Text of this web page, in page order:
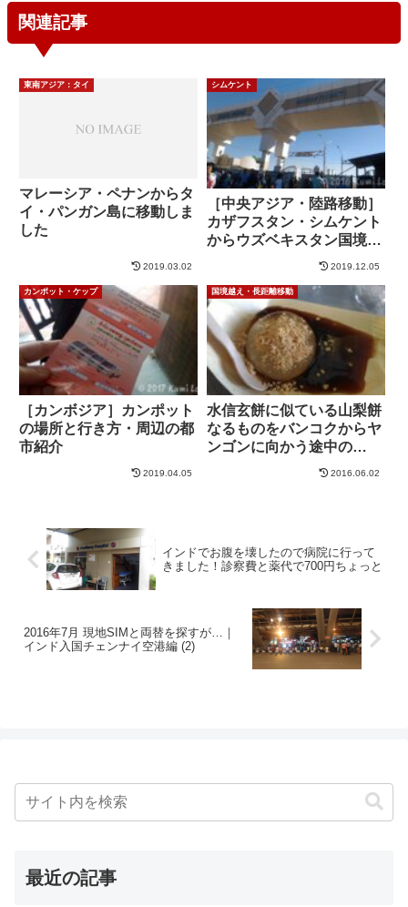
関連記事
東南アジア：タイ
マレーシア・ペナンからタ
イ・パンガン島に移動しま
した
2019.03.02
シムケント
［中央アジア・陸路移動］
カザフスタン・シムケント
からウズベキスタン国境へ
の行き方｜キルギスタンか
2019.12.05
カンポット・ケップ
［カンボジア］カンポット
の場所と行き方・周辺の都
市紹介
2019.04.05
国境越え・長距離移動
水信玄餅に似ている山梨餅
なるものをバンコクからヤ
ンゴンに向かう途中の
AirAsia便で食べた
2016.06.02
インドでお腹を壊したので病院に行って
きました！診察費と薬代で700円ちょっと
2016年7月 現地SIMと両替を探すが…｜
インド入国チェンナイ空港編 (2)
最近の記事